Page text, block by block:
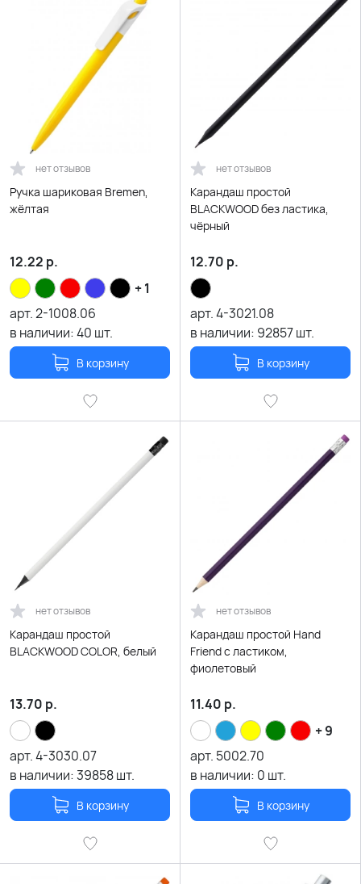
нет отзывов
Ручка шариковая Bremen,
жёлтая
12.22 р.
+ 1
арт.2-1008.06
в наличии:40 шт.
В корзину
нет отзывов
Карандаш простой
BLACKWOOD без ластика,
чёрный
12.70 р.
арт.4-3021.08
в наличии: 92857шт.
В корзину
нет отзывов
Карандаш простой
BLACKWOOD COLOR, белый
13.70 р.
арт.4-3030.07
в наличии:39858шт.
В корзину
нет отзывов
Карандаш простой Hand
Friend с ластиком,
фиолетовый
11.40 р.
+ 9
арт. 5002.70
в наличии: 0 шт.
В корзину